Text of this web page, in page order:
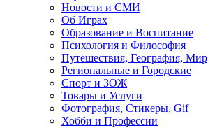
Новости и СМИ
Об Играх
Образование и Воспитание
Психология и Философия
Путешествия, География, Мир
Региональные и Городские
Спорт и ЗОЖ
Товары и Услуги
Фотография, Стикеры, Gif
Хобби и Профессии